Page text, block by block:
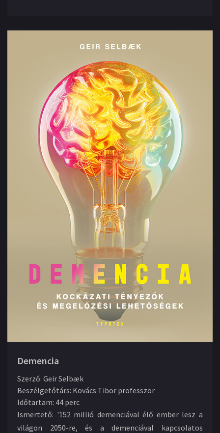
Demencia
Szerző: Geir Selbæk
Beszélgetőtárs: Kovács Tibor professzor
Időtartam: 44 perc
Ismertető: '152 millió demenciával élő ember lesz a
világon 2050-re, és a demenciával kapcsolatos